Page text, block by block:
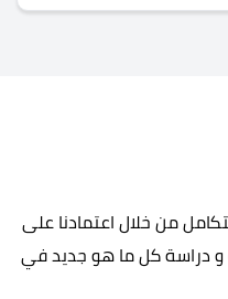
من خلال اعتمادنا على
و دراسة كل ما هو جديد في